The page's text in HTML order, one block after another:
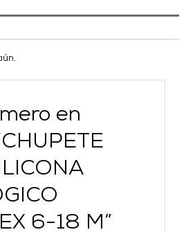
en
6-18 M”